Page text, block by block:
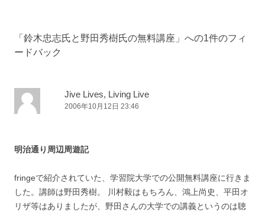
「 鈴木忠志氏と野田秀樹氏の無料講座 」への1件のフィ
ードバック
Jive Lives, Living Live
2006年10月12日 23:46
明治通り周辺周遊記
fringeで紹介されていた、学習院大学での公開無料講座に行きま
した。講師は野田秀樹。 川村毅はもちろん、鴻上尚史、平田オ
リザ等はありましたが、野田さんの大学での講義というのは聴